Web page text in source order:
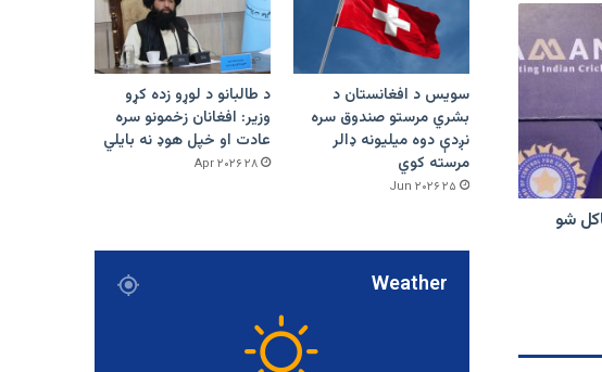
شو
سویس د افغانستان د
بشري مرستو صندوق سره
نږدې دوه میلیونه ډالر
مرسته کوي
۲۵ Jun ۲۰۲۶
د طالبانو د لوړو زده کړو
وزیر: افغانان زخمونو سره
عادت او خپل هوډ نه بایلي
۲۸ Apr ۲۰۲۶
Weather